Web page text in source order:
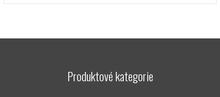
Produktové kategorie